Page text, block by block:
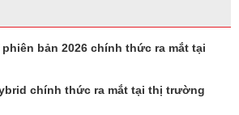
phiên bản 2026 chính thức ra mắt tại
chính thức ra mắt tại thị trường